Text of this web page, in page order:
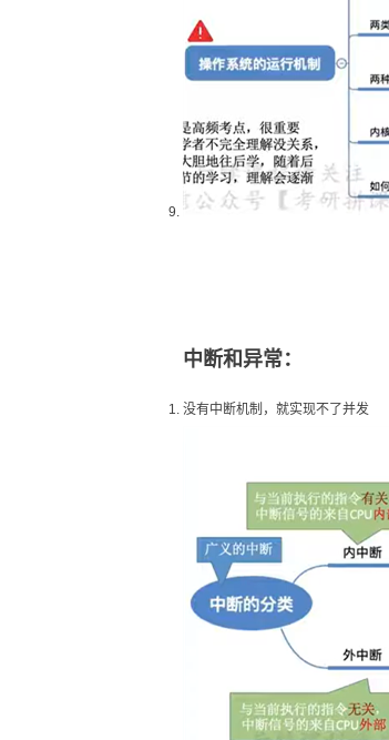
中断和异常：
没有中断机制，就实现不了并发